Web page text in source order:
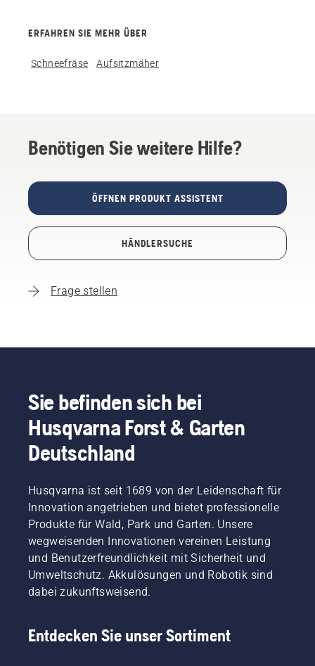
ERFAHREN SIE MEHR ÜBER
Schneefräse Aufsitzmäher
Benötigen Sie weitere Hilfe?
ÖFFNEN PRODUKT ASSISTENT
HÄNDLERSUCHE
Frage stellen
Sie befinden sich bei
Husqvarna Forst & Garten
Deutschland
Husqvarna ist seit 1689 von der Leidenschaft für
Innovation angetrieben und bietet professionelle
Produkte für Wald, Park und Garten. Unsere
wegweisenden Innovationen vereinen Leistung
und Benutzerfreundlichkeit mit Sicherheit und
Umweltschutz. Akkulösungen und Robotik sind
dabei zukunftsweisend.
Entdecken Sie unser Sortiment